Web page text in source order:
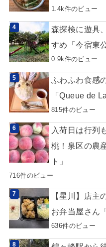
1.4k件のビュー
森探検に遊具
すめ「今宿東
0.9k件のビュー
ふわふわ食感
「Queue de
815件のビュー
入荷日は行列
桃！泉区の農
ト」
716件のビュー
【星川】店主
お弁当屋さん
636件のビュー